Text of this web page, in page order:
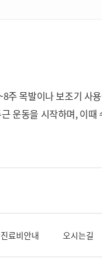
주 목발이나 보조기 사
운동을 시작하며, 이
료비안내 오시는길